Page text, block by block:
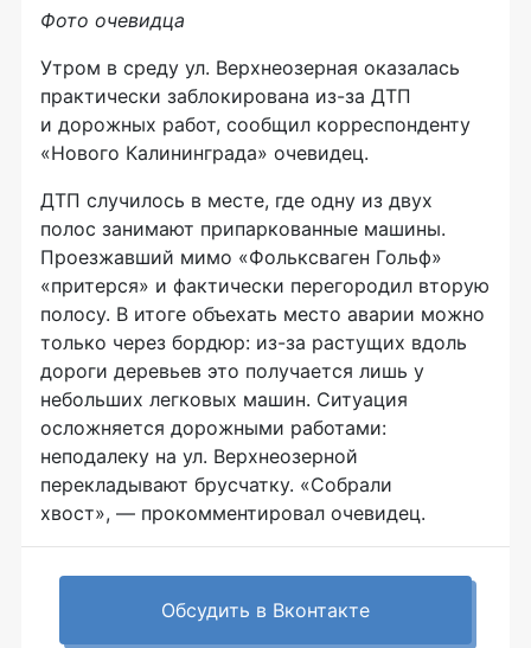
Фото очевидца
Утром в среду ул. Верхнеозерная оказалась
практически заблокирована из-за ДТП
и дорожных работ, сообщил корреспонденту
«Нового Калининграда» очевидец.
ДТП случилось в месте, где одну из двух
полос занимают припаркованные машины.
Проезжавший мимо «Фольксваген Гольф»
«притерся» и фактически перегородил вторую
полосу. В итоге объехать место аварии можно
только через бордюр: из-за растущих вдоль
дороги деревьев это получается лишь у
небольших легковых машин. Ситуация
осложняется дорожными работами:
неподалеку на ул. Верхнеозерной
перекладывают брусчатку. «Собрали
хвост», — прокомментировал очевидец.
Обсудить в Вконтакте